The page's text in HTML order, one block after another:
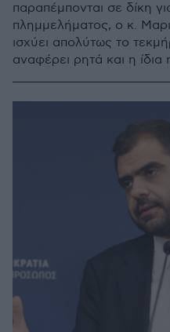
παραπέμπονται σε δίκη
πλημμελήματος, ο κ.
ισχύει απολύτως το
αναφέρει ρητά και η